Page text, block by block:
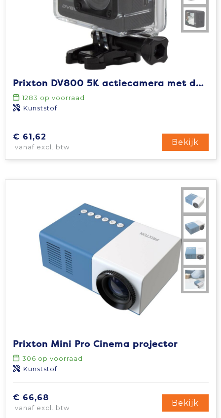
Prixton DV800 5K actiecamera met dubbel scherm
1283 op voorraad
Kunststof
€ 61,62
vanaf excl. btw
Bekijk
Prixton Mini Pro Cinema projector
306 op voorraad
Kunststof
€ 66,68
vanaf excl. btw
Bekijk